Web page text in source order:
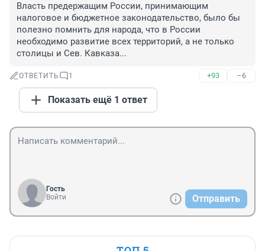
Власть предержащим России, принимающим
налоговое и бюджетное законодательство, было бы
полезно помнить для народа, что в России
необходимо развитие всех территорий, а не только
столицы и Сев. Кавказа...
ОТВЕТИТЬ 1 +93 –6
Показать ещё 1 ответ
Гость
Войти
Отправить